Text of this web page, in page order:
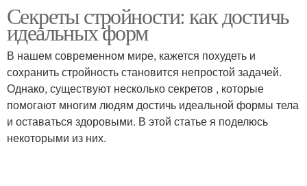
Идеальная форма
Секреты стройности: как достичь
идеальных форм
В нашем современном мире, кажется похудеть и
сохранить стройность становится непростой задачей.
Однако, существуют несколько секретов , которые
помогают многим людям достичь идеальной формы тела
и оставаться здоровыми. В этой статье я поделюсь
некоторыми из них.